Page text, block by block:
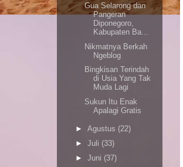
Gua Selarong dan
Pangeran
Diponegoro,
Kabupaten Ba...
Nikmatnya Berkah
Ngeblog
Bingkisan Terindah
di Usia Yang Tak
Muda Lagi
Sukun Itu Enak
Apalagi Gratis
► Agustus (22)
► Juli (33)
► Juni (37)